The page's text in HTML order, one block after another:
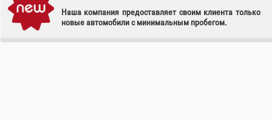
Наша компания предоставляет своим клиента только
новые автомобили с минимальным пробегом.